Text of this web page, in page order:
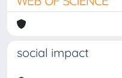
social impact